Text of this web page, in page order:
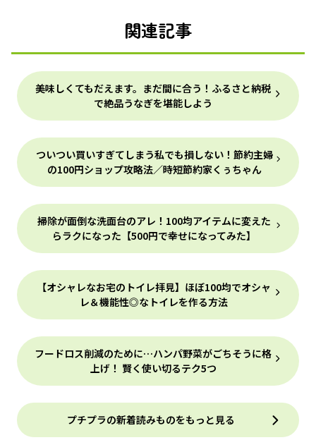
関連記事
美味しくてもだえます。まだ間に合う！ふるさと納税
で絶品うなぎを堪能しよう
ついつい買いすぎてしまう私でも損しない！節約主婦
の100円ショップ攻略法／時短節約家くぅちゃん
掃除が面倒な洗面台のアレ！100均アイテムに変えた
らラクになった【500円で幸せになってみた】
【オシャレなお宅のトイレ拝見】ほぼ100均でオシャ
レ＆機能性◎なトイレを作る方法
フードロス削減のために…ハンパ野菜がごちそうに格
上げ！ 賢く使い切るテク5つ
プチプラの新着読みものをもっと見る